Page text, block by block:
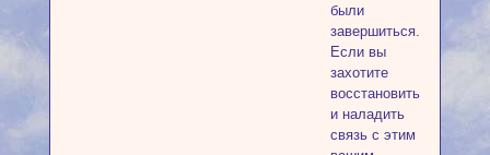
были
завершиться.
Если вы
захотите
восстановить
и наладить
связь с этим